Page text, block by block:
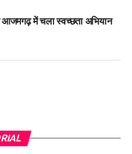
आजमगढ़ में चला स्वच्छता अभियान